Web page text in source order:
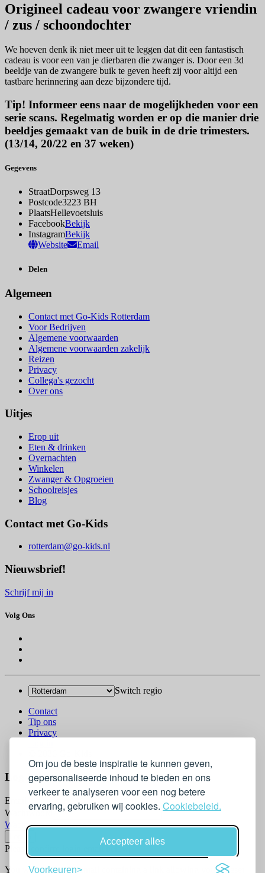
Om jou de beste inspiratie te kunnen geven,
gepersonaliseerde inhoud te bieden en ons
verkeer te analyseren voor een nog betere
ervaring, gebruiken wij cookies. Cookiebeleid.
Accepteer alles
Voorkeuren
Origineel cadeau voor zwangere vriendin
/ zus / schoondochter
We hoeven denk ik niet meer uit te leggen dat dit een fantastisch
cadeau is voor een van je dierbaren die zwanger is. Door een 3d
beeldje van de zwangere buik te geven heeft zij voor altijd een
tastbare herinnering aan deze bijzondere tijd.
Tip! Informeer eens naar de mogelijkheden voor een
serie scans. Regelmatig worden er op die manier drie
beeldjes gemaakt van de buik in de drie trimesters.
(13/14, 20/22 en 37 weken)
Gegevens
StraatDorpsweg 13
Postcode3223 BH
PlaatsHellevoetsluis
FacebookBekijk
InstagramBekijk
Website
Email
Delen
Algemeen
Contact met Go-Kids Rotterdam
Voor Bedrijven
Algemene voorwaarden
Algemene voorwaarden zakelijk
Reizen
Privacy
Collega's gezocht
Over ons
Uitjes
Erop uit
Eten & drinken
Overnachten
Winkelen
Zwanger & Opgroeien
Schoolreisjes
Blog
Contact met Go-Kids
rotterdam@go-kids.nl
Nieuwsbrief!
Schrijf mij in
Volg Ons
Switch regio
Contact
Tip ons
Privacy
Log In
Email
Wachtwoord
Wachtwoord vergeten?
Please confirm login email below
You will receive an email containing a link allowing you to reset